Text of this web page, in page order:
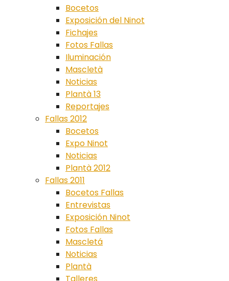
Bocetos
Exposición del Ninot
Fichajes
Fotos Fallas
Iluminación
Mascletà
Noticias
Plantà 13
Reportajes
Fallas 2012
Bocetos
Expo Ninot
Noticias
Plantà 2012
Fallas 2011
Bocetos Fallas
Entrevistas
Exposición Ninot
Fotos Fallas
Mascletá
Noticias
Plantà